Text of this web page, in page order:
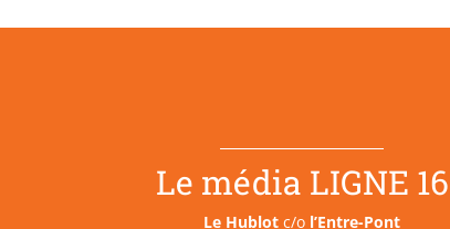
Le média LIGNE 16
Le Hublot c/o l’Entre-Pont